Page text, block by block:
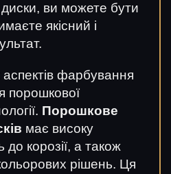
диски, ви можете бути
якісний і
фарбування
порошкової
Порошкове
має високу
до корозії, а також
рішень. Ця